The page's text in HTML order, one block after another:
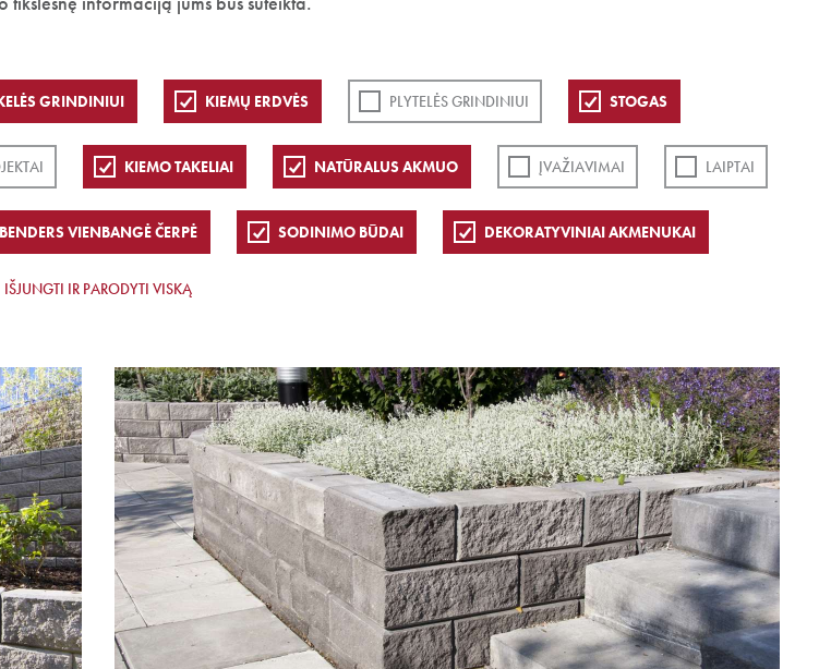
GRINDINIUI KIEMŲ ERDVĖS PLYTELĖS GRINDINIUI STOGAS
KIEMO TAKELIAI NATŪRALUS AKMUO ĮVAŽIAVIMAI LAIPTAI
BENDERS VIENBANGĖ ČERPĖ SODINIMO BŪDAI DEKORATYVINIAI AKMENUKAI
IŠJUNGTI IR PARODYTI VISKĄ